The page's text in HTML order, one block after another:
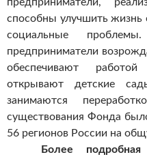
способны улучшить
социальные
предприниматели
обеспечивают
открывают детские
занимаются
существования Фонда
56 регионов России на
Более